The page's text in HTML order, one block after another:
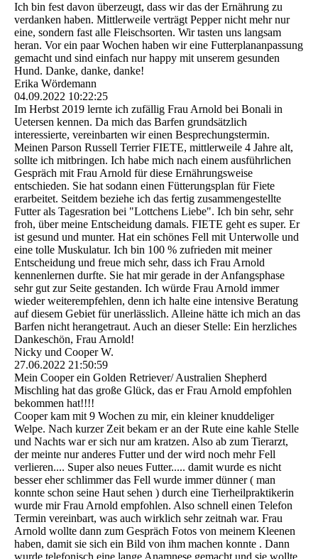
Ich bin fest davon überzeugt, dass wir das der Ernährung zu
verdanken haben. Mittlerweile verträgt Pepper nicht mehr nur
eine, sondern fast alle Fleischsorten. Wir tasten uns langsam
heran. Vor ein paar Wochen haben wir eine Futterplananpassung
gemacht und sind einfach nur happy mit unserem gesunden
Hund. Danke, danke, danke!
Erika Wördemann
04.09.2022 10:22:25
Im Herbst 2019 lernte ich zufällig Frau Arnold bei Bonali in
Uetersen kennen. Da mich das Barfen grundsätzlich
interessierte, vereinbarten wir einen Besprechungstermin.
Meinen Parson Russell Terrier FIETE, mittlerweile 4 Jahre alt,
sollte ich mitbringen. Ich habe mich nach einem ausführlichen
Gespräch mit Frau Arnold für diese Ernährungsweise
entschieden. Sie hat sodann einen Fütterungsplan für Fiete
erarbeitet. Seitdem beziehe ich das fertig zusammengestellte
Futter als Tagesration bei "Lottchens Liebe". Ich bin sehr, sehr
froh, über meine Entscheidung damals. FIETE geht es super. Er
ist gesund und munter. Hat ein schönes Fell mit Unterwolle und
eine tolle Muskulatur. Ich bin 100 % zufrieden mit meiner
Entscheidung und freue mich sehr, dass ich Frau Arnold
kennenlernen durfte. Sie hat mir gerade in der Anfangsphase
sehr gut zur Seite gestanden. Ich würde Frau Arnold immer
wieder weiterempfehlen, denn ich halte eine intensive Beratung
auf diesem Gebiet für unerlässlich. Alleine hätte ich mich an das
Barfen nicht herangetraut. Auch an dieser Stelle: Ein herzliches
Dankeschön, Frau Arnold!
Nicky und Cooper W.
27.06.2022 21:50:59
Mein Cooper ein Golden Retriever/ Australien Shepherd
Mischling hat das große Glück, das er Frau Arnold empfohlen
bekommen hat!!!!
Cooper kam mit 9 Wochen zu mir, ein kleiner knuddeliger
Welpe. Nach kurzer Zeit bekam er an der Rute eine kahle Stelle
und Nachts war er sich nur am kratzen. Also ab zum Tierarzt,
der meinte nur anderes Futter und der wird noch mehr Fell
verlieren.... Super also neues Futter..... damit wurde es nicht
besser eher schlimmer das Fell wurde immer dünner ( man
konnte schon seine Haut sehen ) durch eine Tierheilpraktikerin
wurde mir Frau Arnold empfohlen. Also schnell einen Telefon
Termin vereinbart, was auch wirklich sehr zeitnah war. Frau
Arnold wollte dann zum Gespräch Fotos von meinem Kleenen
haben, damit sie sich ein Bild von ihm machen konnte . Dann